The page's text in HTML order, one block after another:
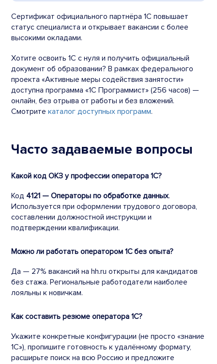
Сертификат официального партнёра 1С повышает
статус специалиста и открывает вакансии с более
высокими окладами.
Хотите освоить 1С с нуля и получить официальный
документ об образовании? В рамках федерального
проекта «Активные меры содействия занятости»
доступна программа «1С Программист» (256 часов) —
онлайн, без отрыва от работы и без вложений.
Смотрите каталог доступных программ.
Часто задаваемые вопросы
Какой код ОКЗ у профессии оператора 1С?
Код 4121 — Операторы по обработке данных.
Используется при оформлении трудового договора,
составлении должностной инструкции и
подтверждении квалификации.
Можно ли работать оператором 1С без опыта?
Да — 27% вакансий на hh.ru открыты для кандидатов
без стажа. Региональные работодатели наиболее
лояльны к новичкам.
Как составить резюме оператора 1С?
Укажите конкретные конфигурации (не просто «знание
1С»), пропишите готовность к удалённому формату,
расширьте поиск на всю Россию и предложите